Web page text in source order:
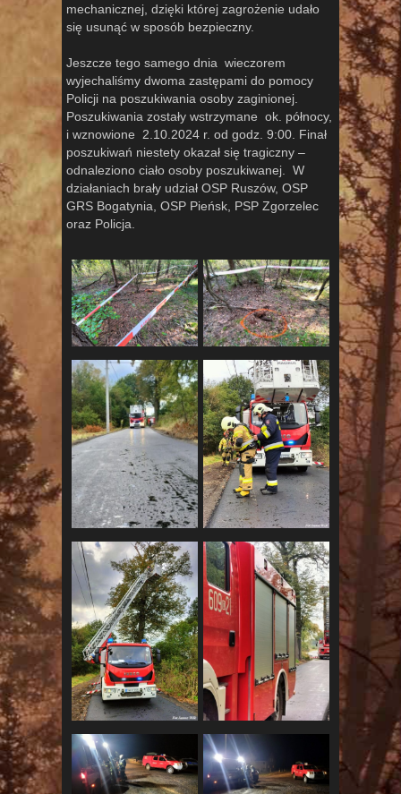
mechanicznej, dzięki której zagrożenie udało
się usunąć w sposób bezpieczny.
Jeszcze tego samego dnia wieczorem
wyjechaliśmy dwoma zastępami do pomocy
Policji na poszukiwania osoby zaginionej.
Poszukiwania zostały wstrzymane ok. północy,
i wznowione 2.10.2024 r. od godz. 9:00. Finał
poszukiwań niestety okazał się tragiczny –
odnaleziono ciało osoby poszukiwanej. W
działaniach brały udział OSP Ruszów, OSP
GRS Bogatynia, OSP Pieńsk, PSP Zgorzelec
oraz Policja.